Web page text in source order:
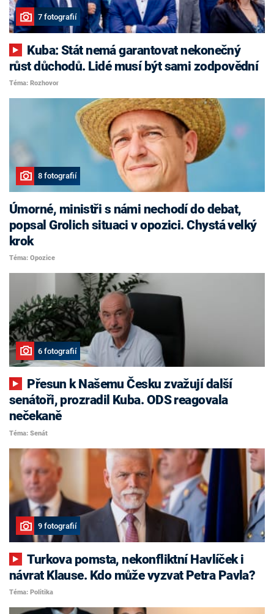
7 fotografií
růst důchodů. Lidé musí být sami zodpovědní
Téma: Rozhovor
8 fotografií
Úmorné, ministři s námi nechodí do debat,
popsal Grolich situaci v opozici. Chystá velký
krok
Téma: Opozice
6 fotografií
senátoři, prozradil Kuba. ODS reagovala
nečekaně
Téma: Senát
9 fotografií
Turkova pomsta, nekonfliktní Havlíček i
návrat Klause. Kdo může vyzvat Petra Pavla?
Téma: Politika